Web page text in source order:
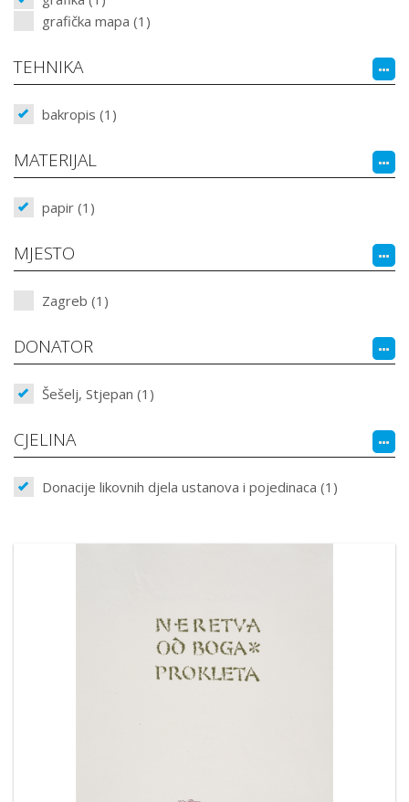
grafička mapa (1)
TEHNIKA
bakropis (1)
MATERIJAL
papir (1)
MJESTO
Zagreb (1)
DONATOR
Šešelj, Stjepan (1)
CJELINA
Donacije likovnih djela ustanova i pojedinaca (1)